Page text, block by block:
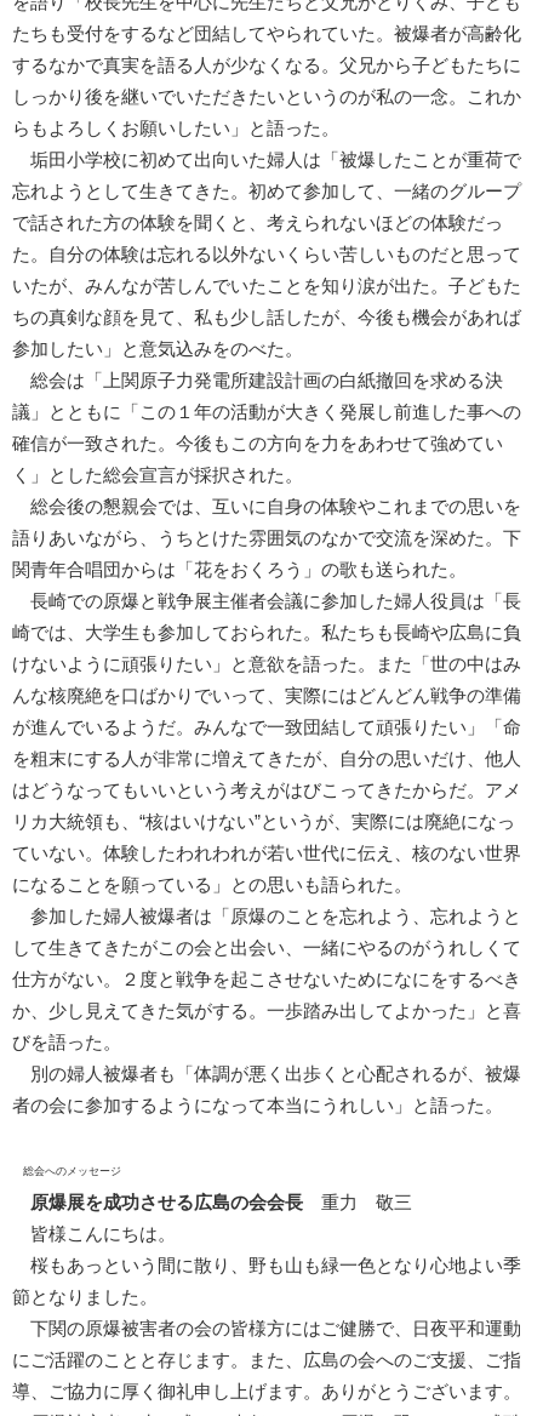
たちも受付をするなど団結してやられていた。被爆者が高齢化
するなかで真実を語る人が少なくなる。父兄から子どもたちに
しっかり後を継いでいただきたいというのが私の一念。これか
らもよろしくお願いしたい」と語った。
垢田小学校に初めて出向いた婦人は「被爆したことが重荷で
忘れようとして生きてきた。初めて参加して、一緒のグループ
で話された方の体験を聞くと、考えられないほどの体験だっ
た。自分の体験は忘れる以外ないくらい苦しいものだと思って
いたが、みんなが苦しんでいたことを知り涙が出た。子どもた
ちの真剣な顔を見て、私も少し話したが、今後も機会があれば
参加したい」と意気込みをのべた。
総会は「上関原子力発電所建設計画の白紙撤回を求める決
議」とともに「この１年の活動が大きく発展し前進した事への
確信が一致された。今後もこの方向を力をあわせて強めてい
く」とした総会宣言が採択された。
総会後の懇親会では、互いに自身の体験やこれまでの思いを
語りあいながら、うちとけた雰囲気のなかで交流を深めた。下
関青年合唱団からは「花をおくろう」の歌も送られた。
長崎での原爆と戦争展主催者会議に参加した婦人役員は「長
崎では、大学生も参加しておられた。私たちも長崎や広島に負
けないように頑張りたい」と意欲を語った。また「世の中はみ
んな核廃絶を口ばかりでいって、実際にはどんどん戦争の準備
が進んでいるようだ。みんなで一致団結して頑張りたい」「命
を粗末にする人が非常に増えてきたが、自分の思いだけ、他人
はどうなってもいいという考えがはびこってきたからだ。アメ
リカ大統領も、“核はいけない”というが、実際には廃絶になっ
ていない。体験したわれわれが若い世代に伝え、核のない世界
になることを願っている」との思いも語られた。
参加した婦人被爆者は「原爆のことを忘れよう、忘れようと
して生きてきたがこの会と出会い、一緒にやるのがうれしくて
仕方がない。２度と戦争を起こさせないためになにをするべき
か、少し見えてきた気がする。一歩踏み出してよかった」と喜
びを語った。
別の婦人被爆者も「体調が悪く出歩くと心配されるが、被爆
者の会に参加するようになって本当にうれしい」と語った。
総会へのメッセージ
原爆展を成功させる広島の会会長 重力 敬三
皆様こんにちは。
桜もあっという間に散り、野も山も緑一色となり心地よい季
節となりました。
下関の原爆被害者の会の皆様方にはご健勝で、日夜平和運動
にご活躍のことと存じます。また、広島の会へのご支援、ご指
導、ご協力に厚く御礼申し上げます。ありがとうございます。